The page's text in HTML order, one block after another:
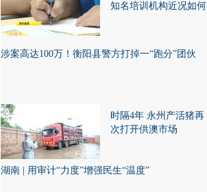
知名培训机构近况如何
涉案高达100万！衡阳县警方打掉一“跑分”团伙
时隔4年 永州产活猪再
次打开供澳市场
湖南 | 用审计“力度”增强民生“温度”